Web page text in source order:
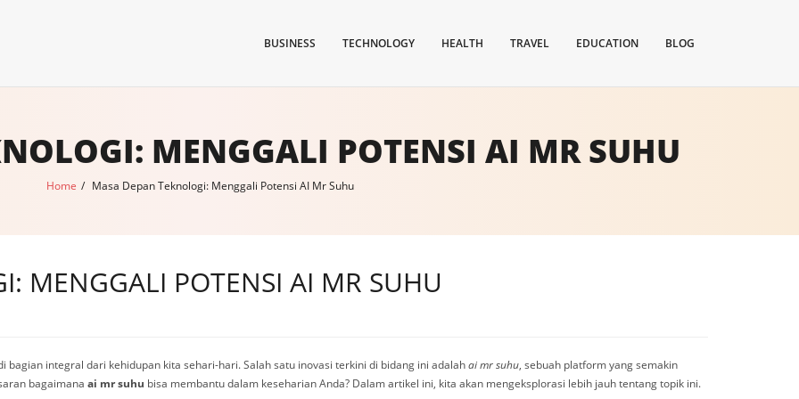
BUSINESS TECHNOLOGY HEALTH TRAVEL EDUCATION BLOG
MENGGALI POTENSI AI MR SUHU
Home / Masa Depan Teknologi: Menggali Potensi AI Mr Suhu
MENGGALI POTENSI AI MR SUHU
integral dari kehidupan kita sehari-hari. Salah satu inovasi terkini di bidang ini adalahai mr suhu, sebuah platform yang semakin
bagaimana ai mr suhu bisa membantu dalam keseharian Anda? Dalam artikel ini, kita akan mengeksplorasi lebih jauh tentang topik ini.